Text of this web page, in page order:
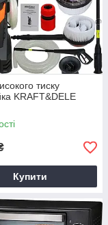
тиску
KRAFT&DELE
Купити